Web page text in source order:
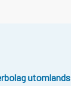
utomlands